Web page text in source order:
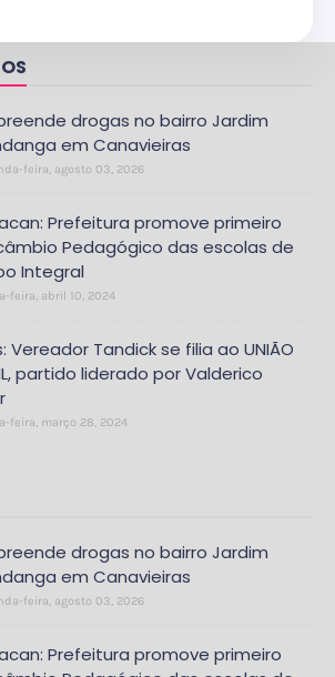
drogas no bairro Jardim
em Canavieiras
feira, agosto 03, 2026
Prefeitura promove primeiro
Pedagógico das escolas de
Integral
feira, abril 10, 2024
Vereador Tandick se filia ao UNIÃO
partido liderado por Valderico
feira, março 28, 2024
drogas no bairro Jardim
em Canavieiras
feira, agosto 03, 2026
Prefeitura promove primeiro